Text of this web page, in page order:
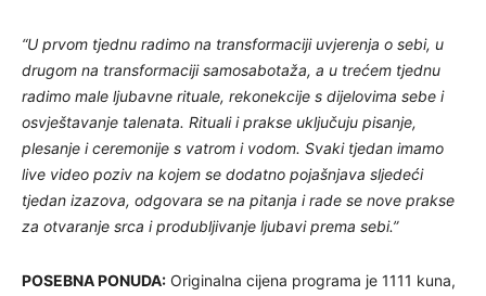
“U prvom tjednu radimo na transformaciji uvjerenja o sebi, u
drugom na transformaciji samosabotaža, a u trećem tjednu
radimo male ljubavne rituale, rekonekcije s dijelovima sebe i
osvještavanje talenata. Rituali i prakse uključuju pisanje,
plesanje i ceremonije s vatrom i vodom. Svaki tjedan imamo
live video poziv na kojem se dodatno pojašnjava sljedeći
tjedan izazova, odgovara se na pitanja i rade se nove prakse
za otvaranje srca i produbljivanje ljubavi prema sebi.”
POSEBNA PONUDA: Originalna cijena programa je 1111 kuna,